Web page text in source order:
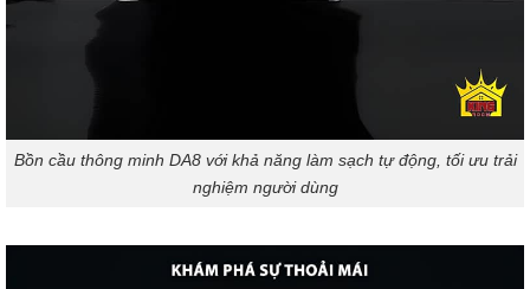
Bồn cầu thông minh DA8 với khả năng làm sạch tự động, tối ưu trải
nghiệm người dùng